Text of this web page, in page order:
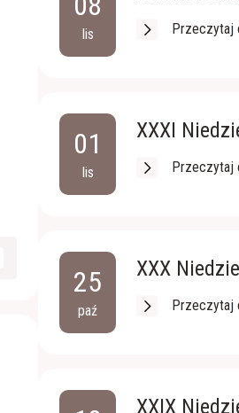
lis Przeczytaj
01
lis
XXXI
Przeczytaj
25
paź
XXX
Przeczytaj
XXIX